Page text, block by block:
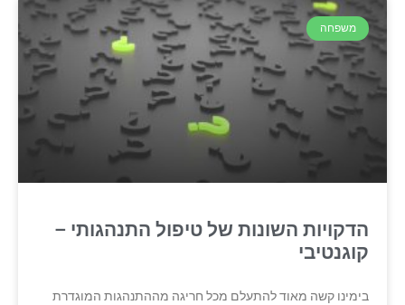
משפחה
הדקויות השונות של טיפול התנהגותי –
קוגנטיבי
בימינו קשה מאוד להתעלם מכל חריגה מההתנהגות המוגדרת